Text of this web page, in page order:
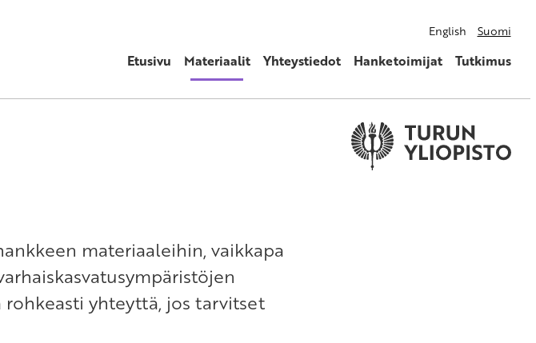
English Suomi
Etusivu Materiaalit Yhteystiedot Hanketoimijat Tutkimus
materiaaleihin, vaikkapa
yhteyttä, jos tarvitset